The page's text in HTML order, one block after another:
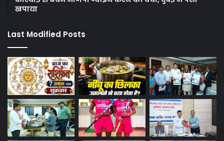
खपाया
Last Modified Posts